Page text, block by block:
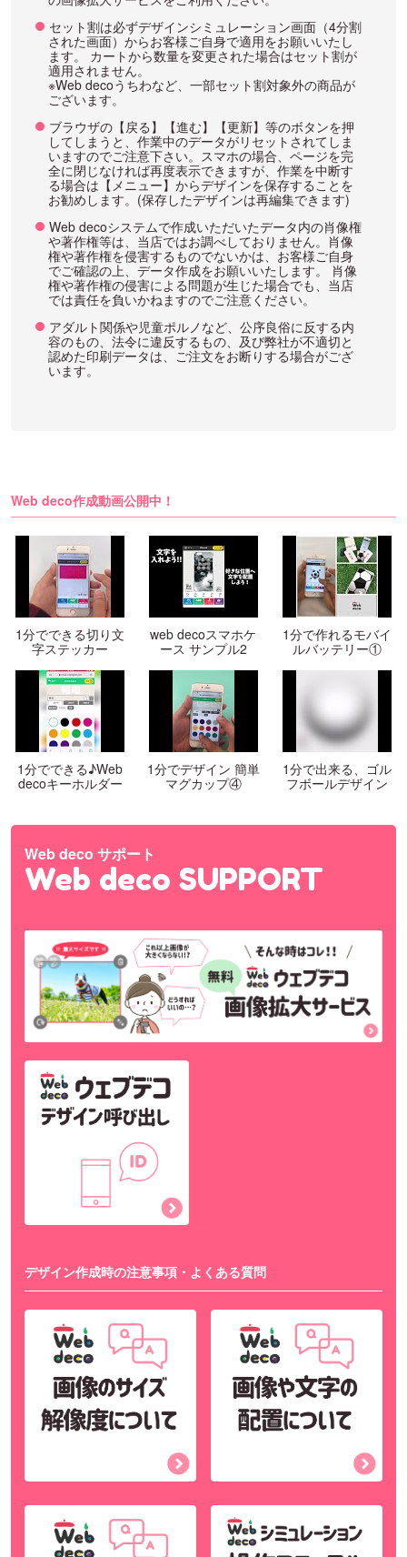
セット割は必ずデザインシミュレーション画面（4分割
された画面）からお客様ご自身で適用をお願いいたし
ます。 カートから数量を変更された場合はセット割が
適用されません。
※Web decoうちわなど、一部セット割対象外の商品が
ございます。
ブラウザの【戻る】【進む】【更新】等のボタンを押
してしまうと、作業中のデータがリセットされてしま
いますのでご注意下さい。スマホの場合、ページを完
全に閉じなければ再度表示できますが、作業を中断す
る場合は【メニュー】からデザインを保存することを
お勧めします。(保存したデザインは再編集できます)
Web decoシステムで作成いただいたデータ内の肖像権
や著作権等は、当店ではお調べしておりません。肖像
権や著作権を侵害するものでないかは、お客様ご自身
でご確認の上、データ作成をお願いいたします。 肖像
権や著作権の侵害による問題が生じた場合でも、当店
では責任を負いかねますのでご注意ください。
アダルト関係や児童ポルノなど、公序良俗に反する内
容のもの、法令に違反するもの、及び弊社が不適切と
認めた印刷データは、ご注文をお断りする場合がござ
います。
Web deco作成動画公開中！
1分でできる切り文
字ステッカー
web decoスマホケ
ース サンプル2
1分で作れるモバイ
ルバッテリー①
1分でできる♪Web
decoキーホルダー
1分でデザイン 簡単
マグカップ④
1分で出来る、ゴル
フボールデザイン
Web deco サポート
Web deco SUPPORT
デザイン作成時の注意事項・よくある質問